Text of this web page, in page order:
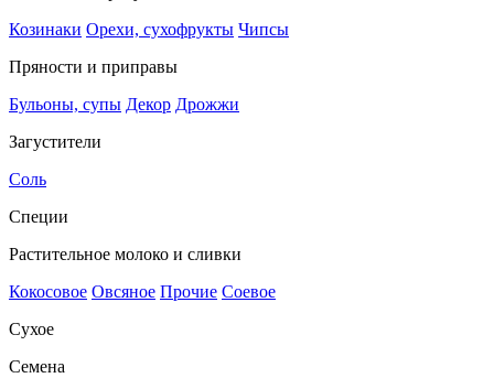
Козинаки Орехи, сухофрукты Чипсы
Пряности и приправы
Бульоны, супы Декор Дрожжи
Загустители
Соль
Специи
Растительное молоко и сливки
Кокосовое Овсяное Прочие Соевое
Сухое
Семена